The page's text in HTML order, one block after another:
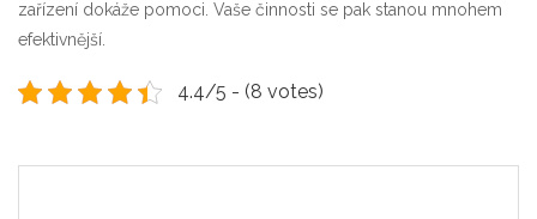
zařízení dokáže pomoci. Vaše činnosti se pak stanou mnohem
efektivnější.
4.4/5 - (8 votes)